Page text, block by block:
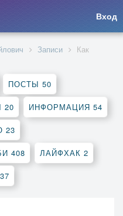
Вход
Записи
Как
ПОСТЫ 50
20 ИНФОРМАЦИЯ 54
23
408 ЛАЙФХАК 2